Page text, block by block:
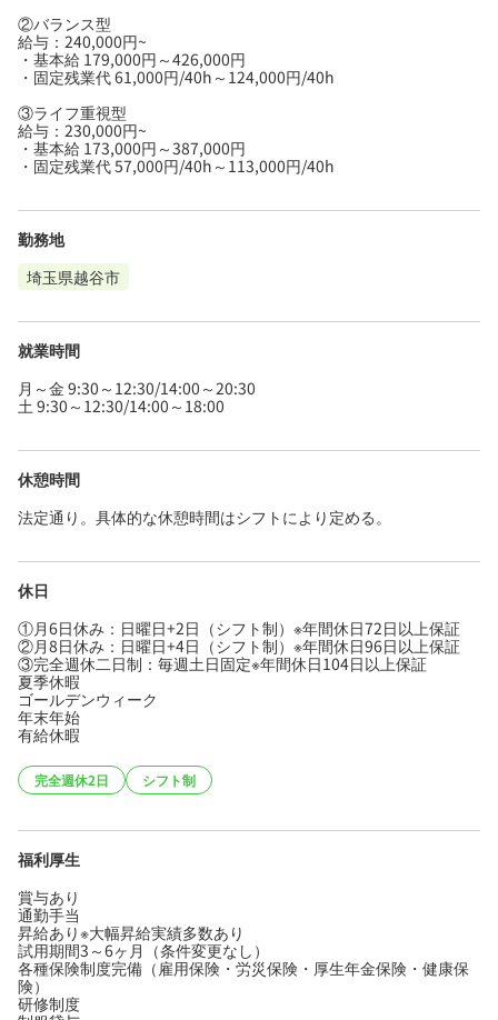
②バランス型
給与：240,000円~
・基本給 179,000円～426,000円
・固定残業代 61,000円/40h～124,000円/40h
③ライフ重視型
給与：230,000円~
・基本給 173,000円～387,000円
・固定残業代 57,000円/40h～113,000円/40h
勤務地
埼玉県越谷市
就業時間
月～金 9:30～12:30/14:00～20:30
土 9:30～12:30/14:00～18:00
休憩時間
法定通り。具体的な休憩時間はシフトにより定める。
休日
①月6日休み：日曜日+2日（シフト制）※年間休日72日以上保証
②月8日休み：日曜日+4日（シフト制）※年間休日96日以上保証
③完全週休二日制：毎週土日固定※年間休日104日以上保証
夏季休暇
ゴールデンウィーク
年末年始
有給休暇
完全週休2日 シフト制
福利厚生
賞与あり
通勤手当
昇給あり※大幅昇給実績多数あり
試用期間3～6ヶ月（条件変更なし）
各種保険制度完備（雇用保険・労災保険・厚生年金保険・健康保
険）
研修制度